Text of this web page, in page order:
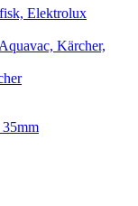
Elektrolux
Kärcher,